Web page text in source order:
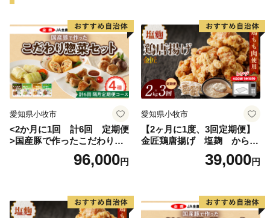
チーフとした「たか坊」が町のＰＲをしています。
★ABCテレビのニュース情報番組「キャスト」で「 畑
中義和商店 」” つやの玉 ”が紹介されました！
👉 『つやの玉』・『こんにゃく美肌たおる』×2ｾｯﾄ
愛知県小牧市
<2か月に1回 計6回 定期便
>国産豚で作ったこだわり惣
96,000円
愛知県小牧市
【2ヶ月に1度、3回定期便】
金匠鶏唐揚げ 塩麹 からあ
39,000円